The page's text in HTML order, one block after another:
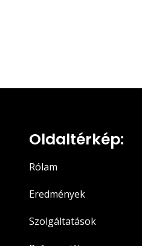
Oldaltérkép:
Rólam
Eredmények
Szolgáltatások